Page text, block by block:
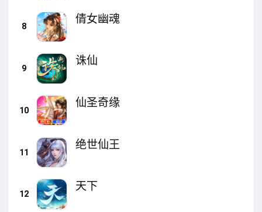
8
倩女幽魂
9
诛仙
10
仙圣奇缘
11
绝世仙王
12
天下